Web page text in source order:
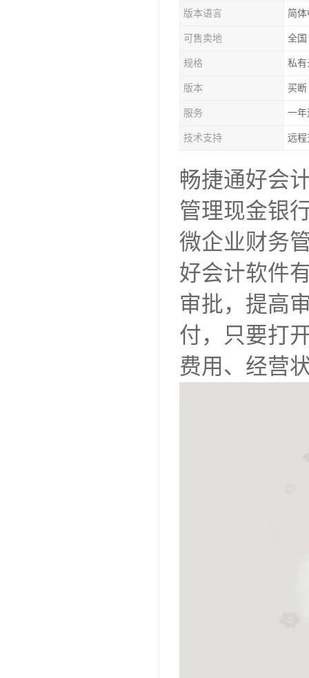
版本语言 简
可售卖地 全国
规格 私有
版本 买断
服务 一年
技术支持 远程
畅捷通好会
管理现金银
微企业财务
好会计软件
审批，提高
付，只要打
费用、经营